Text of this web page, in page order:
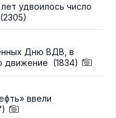
удвоилось число
(2305)
Дню ВДВ, в
движение (1834)
ввели